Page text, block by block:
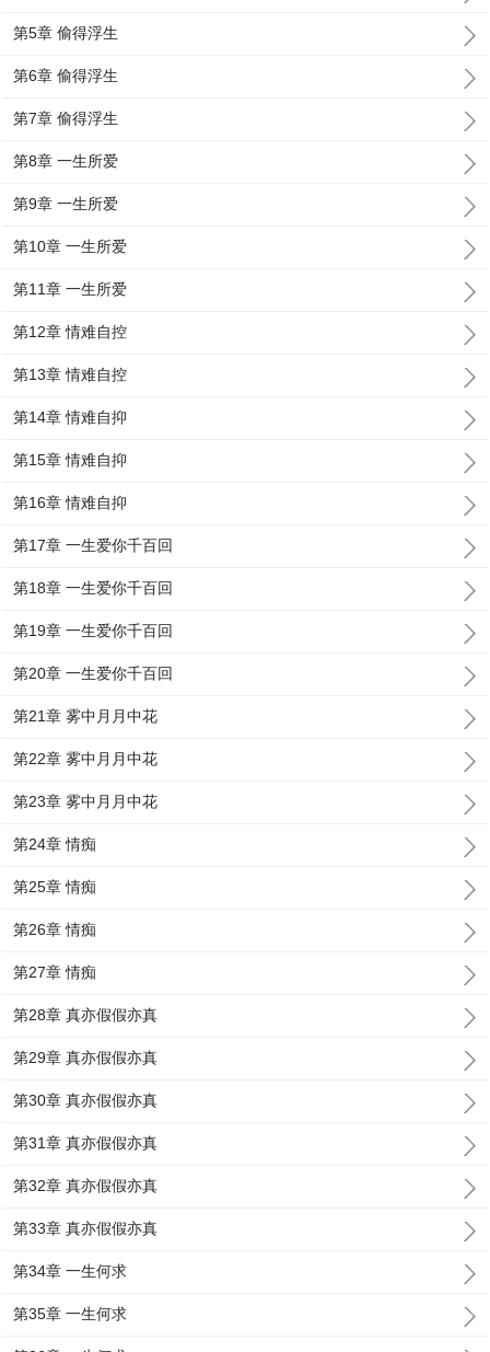
第5章 偷得浮生
第6章 偷得浮生
第7章 偷得浮生
第8章 一生所爱
第9章 一生所爱
第10章 一生所爱
第11章 一生所爱
第12章 情难自控
第13章 情难自控
第14章 情难自抑
第15章 情难自抑
第16章 情难自抑
第17章 一生爱你千百回
第18章 一生爱你千百回
第19章 一生爱你千百回
第20章 一生爱你千百回
第21章 雾中月月中花
第22章 雾中月月中花
第23章 雾中月月中花
第24章 情痴
第25章 情痴
第26章 情痴
第27章 情痴
第28章 真亦假假亦真
第29章 真亦假假亦真
第30章 真亦假假亦真
第31章 真亦假假亦真
第32章 真亦假假亦真
第33章 真亦假假亦真
第34章 一生何求
第35章 一生何求